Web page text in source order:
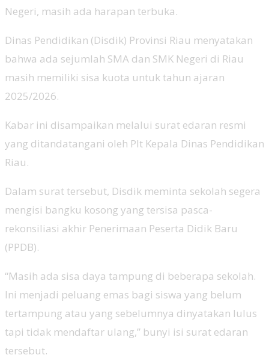
Negeri, masih ada harapan terbuka.
Dinas Pendidikan (Disdik) Provinsi Riau menyatakan
bahwa ada sejumlah SMA dan SMK Negeri di Riau
masih memiliki sisa kuota untuk tahun ajaran
2025/2026.
Kabar ini disampaikan melalui surat edaran resmi
yang ditandatangani oleh Plt Kepala Dinas Pendidikan
Riau.
Dalam surat tersebut, Disdik meminta sekolah segera
mengisi bangku kosong yang tersisa pasca-
rekonsiliasi akhir Penerimaan Peserta Didik Baru
(PPDB).
“Masih ada sisa daya tampung di beberapa sekolah.
Ini menjadi peluang emas bagi siswa yang belum
tertampung atau yang sebelumnya dinyatakan lulus
tapi tidak mendaftar ulang,” bunyi isi surat edaran
tersebut.